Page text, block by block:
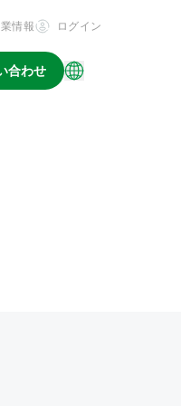
情報 ログイン
合わせ